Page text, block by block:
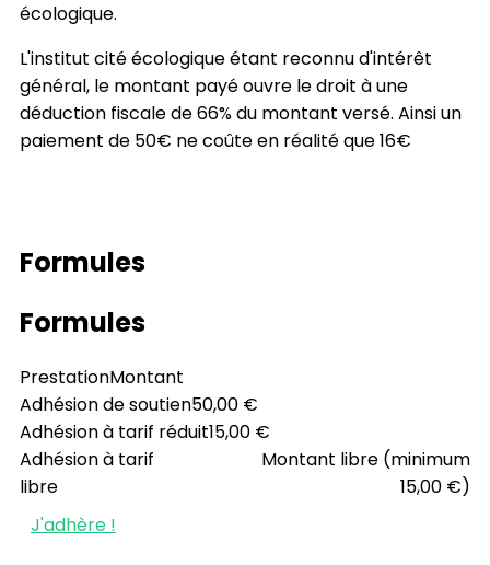
écologique.
L'institut cité écologique étant reconnu d'intérêt
général, le montant payé ouvre le droit à une
déduction fiscale de 66% du montant versé. Ainsi un
paiement de 50€ ne coûte en réalité que 16€
Formules
Formules
PrestationMontant
Adhésion de soutien50,00 €
Adhésion à tarif réduit15,00 €
Adhésion à tarif
libre
Montant libre (minimum
15,00 €)
J'adhère !